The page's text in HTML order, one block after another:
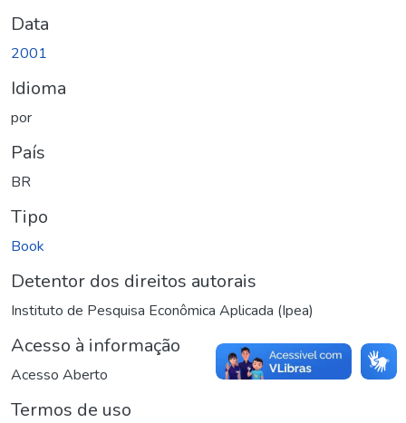
Data
2001
Idioma
por
País
BR
Tipo
Book
Detentor dos direitos autorais
Instituto de Pesquisa Econômica Aplicada (Ipea)
Acesso à informação
Acesso Aberto
Termos de uso